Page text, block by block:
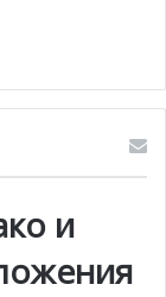
должны быть
низким
и соблюдал
и